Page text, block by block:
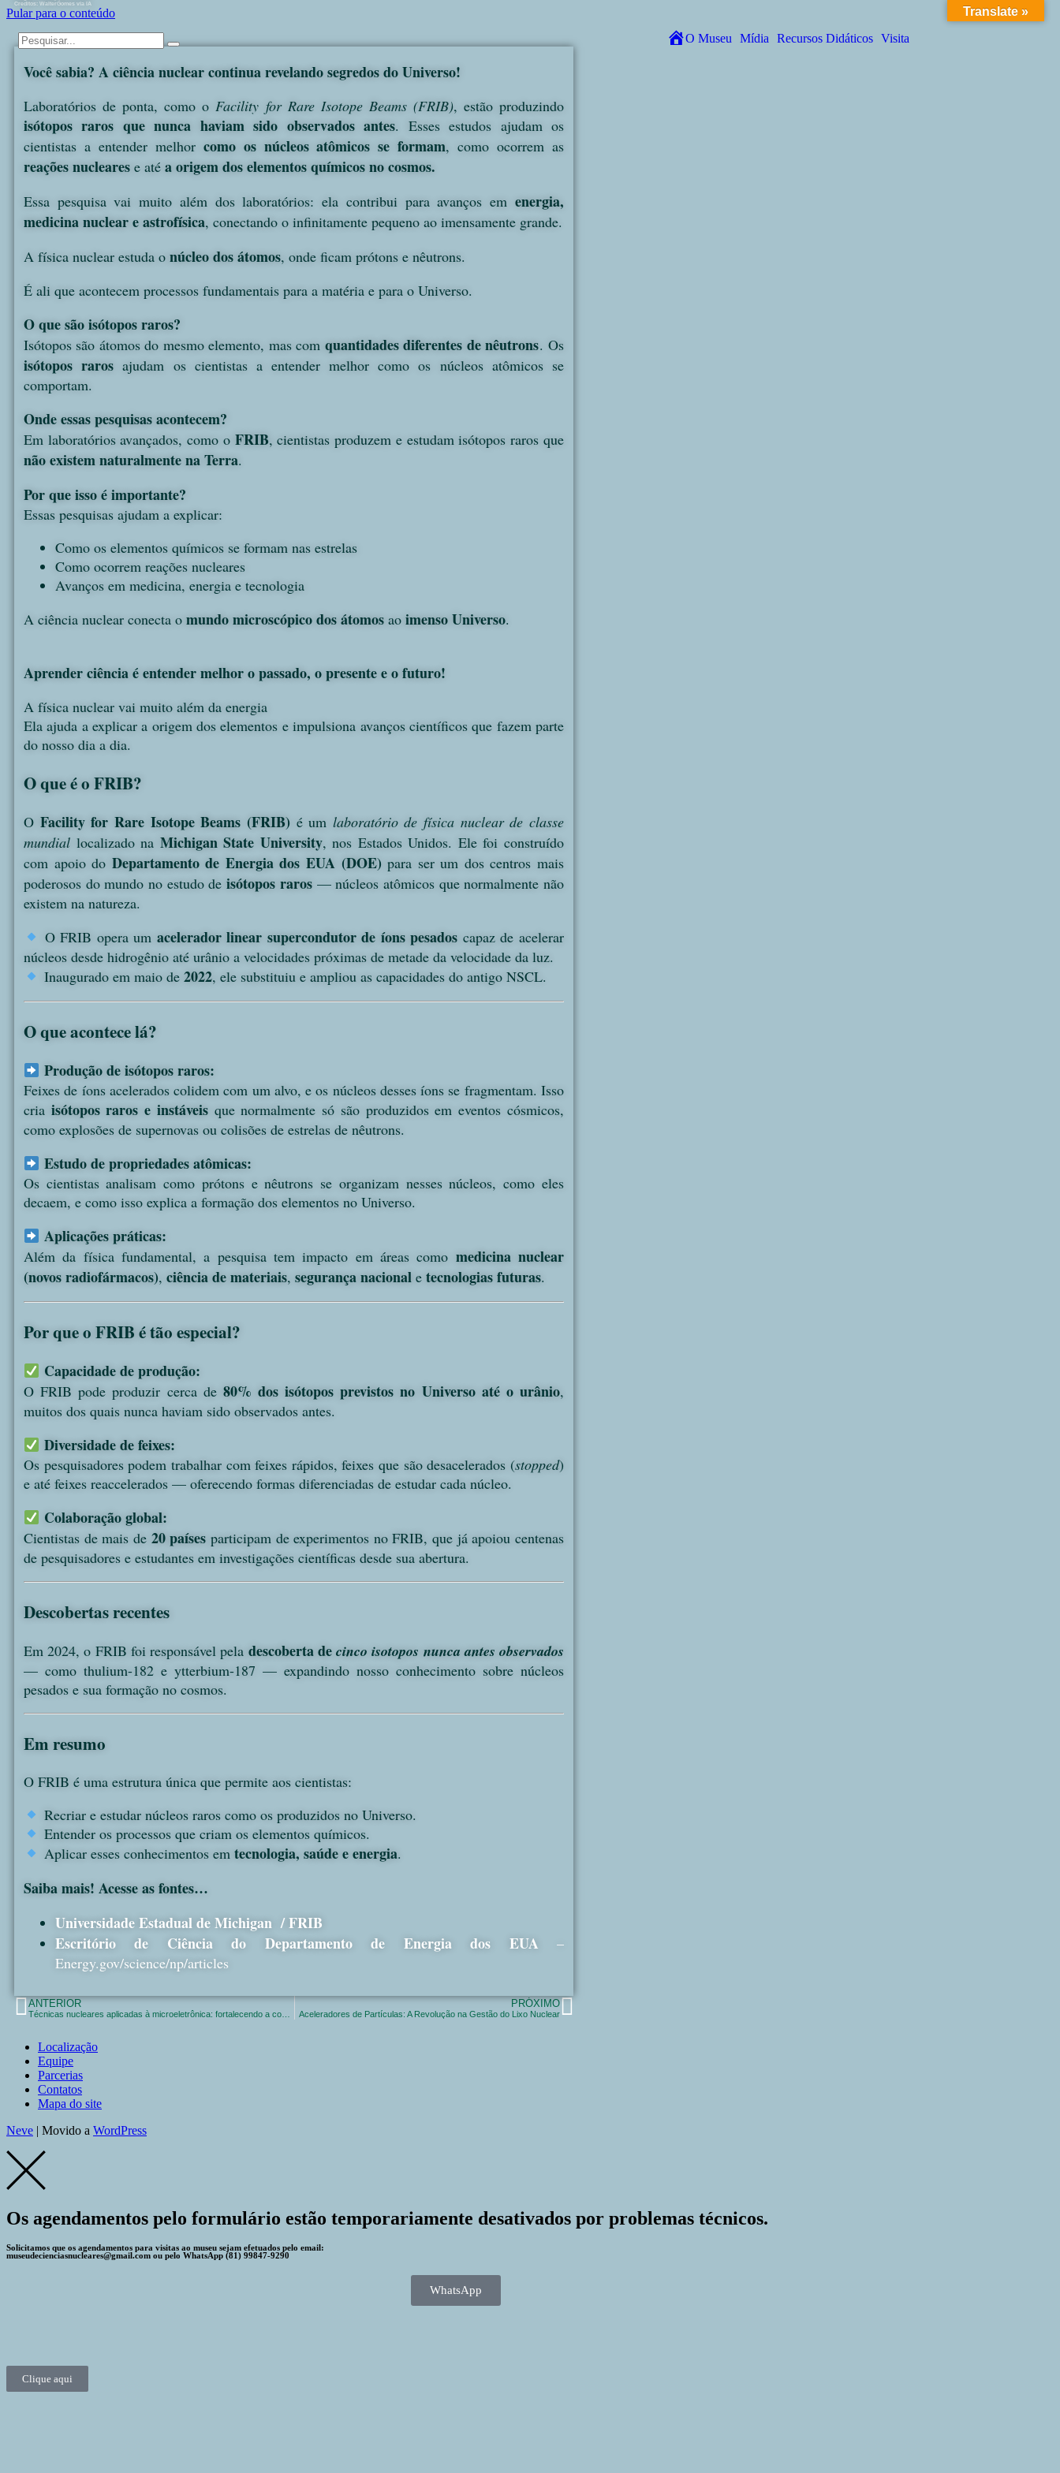
Pular para o conteúdo
HomeO Museu Mídia Recursos Didáticos Visita
Creditos: WalterGomes via IA
Você sabia? A ciência nuclear continua revelando segredos do Universo!
Laboratórios de ponta, como oFacility for Rare Isotope Beams (FRIB), estão produzindo
isótopos raros que nunca haviam sido observados antes. Esses estudos ajudam os
cientistas a entender melhor como os núcleos atômicos se formam, como ocorrem as
reações nucleares e até a origem dos elementos químicos no cosmos.
Essa pesquisa vai muito além dos laboratórios: ela contribui para avanços em energia,
medicina nuclear e astrofísica, conectando o infinitamente pequeno ao imensamente grande.
A física nuclear estuda o núcleo dos átomos, onde ficam prótons e nêutrons.
É ali que acontecem processos fundamentais para a matéria e para o Universo.
O que são isótopos raros?
Isótopos são átomos do mesmo elemento, mas com quantidades diferentes de nêutrons. Os
isótopos raros ajudam os cientistas a entender melhor como os núcleos atômicos se
comportam.
Onde essas pesquisas acontecem?
Em laboratórios avançados, como o FRIB, cientistas produzem e estudam isótopos raros que
não existem naturalmente na Terra.
Por que isso é importante?
Essas pesquisas ajudam a explicar:
Como os elementos químicos se formam nas estrelas
Como ocorrem reações nucleares
Avanços em medicina, energia e tecnologia
A ciência nuclear conecta o mundo microscópico dos átomos ao imenso Universo.
Aprender ciência é entender melhor o passado, o presente e o futuro!
A física nuclear vai muito além da energia
Ela ajuda a explicar a origem dos elementos e impulsiona avanços científicos que fazem parte
do nosso dia a dia.
O que é oFRIB?
O Facility for Rare Isotope Beams (FRIB) é um laboratório de física nuclear de classe
mundial localizado na Michigan State University, nos Estados Unidos. Ele foi construído
com apoio do Departamento de Energia dos EUA (DOE) para ser um dos centros mais
poderosos do mundo no estudo deisótopos raros— núcleos atômicos que normalmente não
existem na natureza.
O FRIB opera um acelerador linear supercondutor de íons pesados capaz de acelerar
núcleos desde hidrogênio até urânio a velocidades próximas de metade da velocidade da luz.
Inaugurado em maio de 2022, ele substituiu e ampliou as capacidades do antigo NSCL.
O que acontece lá?
Produção de isótopos raros:
Feixes de íons acelerados colidem com um alvo, e os núcleos desses íons se fragmentam. Isso
cria isótopos raros e instáveis que normalmente só são produzidos em eventos cósmicos,
como explosões de supernovas ou colisões de estrelas de nêutrons.
Estudo de propriedades atômicas:
Os cientistas analisam como prótons e nêutrons se organizam nesses núcleos, como eles
decaem, e como isso explica a formação dos elementos no Universo.
Aplicações práticas:
Além da física fundamental, a pesquisa tem impacto em áreas como medicina nuclear
(novos radiofármacos), ciência de materiais, segurança nacional e tecnologias futuras.
Por que o FRIB é tão especial?
Capacidade de produção:
O FRIB pode produzir cerca de 80% dos isótopos previstos no Universo até o urânio,
muitos dos quais nunca haviam sido observados antes.
Diversidade de feixes:
Os pesquisadores podem trabalhar com feixes rápidos, feixes que são desacelerados (stopped)
e até feixes reaccelerados — oferecendo formas diferenciadas de estudar cada núcleo.
Colaboração global:
Cientistas de mais de 20 países participam de experimentos no FRIB, que já apoiou centenas
de pesquisadores e estudantes em investigações científicas desde sua abertura.
Descobertas recentes
Em 2024, o FRIB foi responsável pela descoberta decinco isotopos nunca antes observados
— como thulium-182 e ytterbium-187 — expandindo nosso conhecimento sobre núcleos
pesados e sua formação no cosmos.
Em resumo
O FRIB é uma estrutura única que permite aos cientistas:
Recriar e estudar núcleos raros como os produzidos no Universo.
Entender os processos que criam os elementos químicos.
Aplicar esses conhecimentos em tecnologia, saúde e energia.
Saiba mais! Acesse as fontes…
Universidade Estadual de Michigan / FRIB
Escritório de Ciência do Departamento de Energia dos EUA –
Energy.gov/science/np/articles
ANTERIOR PRÓXIMO
Aceleradores de Partículas: A Revolução na Gestão do Lixo Nuclear
Localização
Equipe
Parcerias
Contatos
Mapa do site
Neve | Movido a WordPress
Translate »
Got it!
Os agendamentos pelo formulário estão temporariamente desativados por problemas técnicos.
Solicitamos que os agendamentos para visitas ao museu sejam efetuados pelo email:
museudecienciasnucleares@gmail.com ou pelo WhatsApp (81) 99847-9290
WhatsApp
Clique aqui